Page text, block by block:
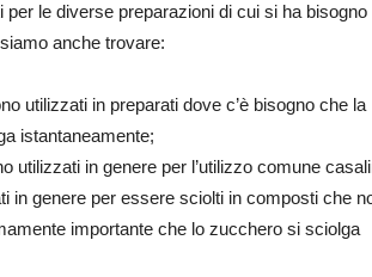
le diverse preparazioni di cui si ha bisogno
anche trovare:
utilizzati in preparati dove c’è bisogno che la
istantaneamente;
utilizzati in genere per l’utilizzo comune
in genere per essere sciolti in composti che
importante che lo zucchero si sciolga